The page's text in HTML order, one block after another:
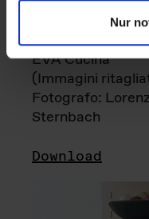
Nur
EVA Cucina
(Immagini
Fotografo: Lorenz
Sternbach
Download